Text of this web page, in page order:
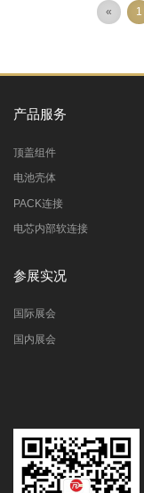
« 1
产品服务
顶盖组件
电池壳体
PACK连接
电芯内部软连接
参展实况
国际展会
国内展会